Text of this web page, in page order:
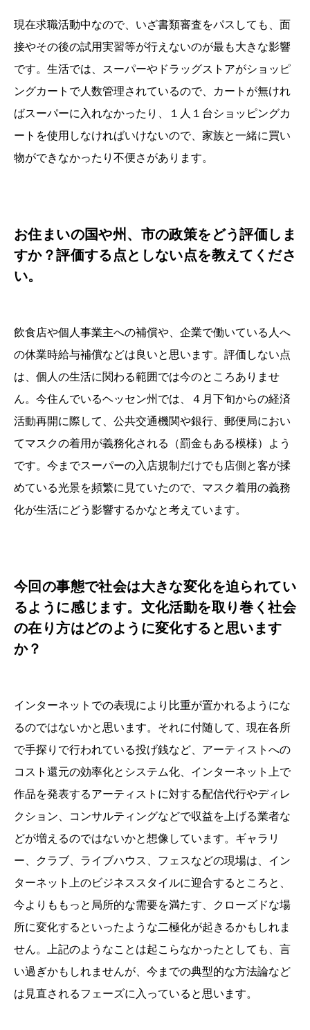
現在求職活動中なので、いざ書類審査をパスしても、面
接やその後の試用実習等が行えないのが最も大きな影響
です。生活では、スーパーやドラッグストアがショッピ
ングカートで人数管理されているので、カートが無けれ
ばスーパーに入れなかったり、１人１台ショッピングカ
ートを使用しなければいけないので、家族と一緒に買い
物ができなかったり不便さがあります。
お住まいの国や州、市の政策をどう評価しま
すか？評価する点としない点を教えてくださ
い。
飲食店や個人事業主への補償や、企業で働いている人へ
の休業時給与補償などは良いと思います。評価しない点
は、個人の生活に関わる範囲では今のところありませ
ん。今住んでいるヘッセン州では、４月下旬からの経済
活動再開に際して、公共交通機関や銀行、郵便局におい
てマスクの着用が義務化される（罰金もある模様）よう
です。今までスーパーの入店規制だけでも店側と客が揉
めている光景を頻繁に見ていたので、マスク着用の義務
化が生活にどう影響するかなと考えています。
今回の事態で社会は大きな変化を迫られてい
るように感じます。文化活動を取り巻く社会
の在り方はどのように変化すると思います
か？
インターネットでの表現により比重が置かれるようにな
るのではないかと思います。それに付随して、現在各所
で手探りで行われている投げ銭など、アーティストへの
コスト還元の効率化とシステム化、インターネット上で
作品を発表するアーティストに対する配信代行やディレ
クション、コンサルティングなどで収益を上げる業者な
どが増えるのではないかと想像しています。ギャラリ
ー、クラブ、ライブハウス、フェスなどの現場は、イン
ターネット上のビジネススタイルに迎合するところと、
今よりももっと局所的な需要を満たす、クローズドな場
所に変化するといったような二極化が起きるかもしれま
せん。上記のようなことは起こらなかったとしても、言
い過ぎかもしれませんが、今までの典型的な方法論など
は見直されるフェーズに入っていると思います。